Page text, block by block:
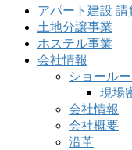
アパート建設 請
土地分譲事業
ホステル事業
会社情報
ショール
現場
会社情報
会社概要
沿革